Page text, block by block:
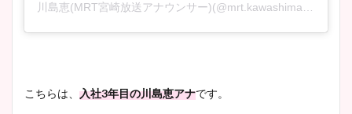
川島恵(MRT宮崎放送アナウンサー)(@mrt.kawashima)がシェアした投稿
こちらは、 入社3年目の川島恵アナです。